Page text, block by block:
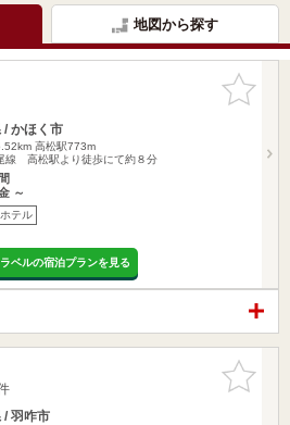
地図から探す
お気に入
りに追加
/ かほく市
高松駅773m
線 高松駅より徒歩にて約８分
～
ホテル
ベルの宿泊プランを見る
お気に入
りに追加
/ 羽咋市